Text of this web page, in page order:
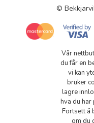
©
Vår
du får en
vi kan
bruker
lagre
hva du har
Fortsett å
om du